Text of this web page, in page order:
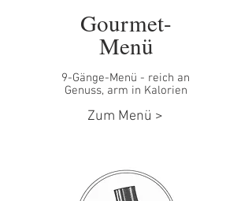
Gourmet-
Menü
9-Gänge-Menü - reich an
Genuss, arm in Kalorien
Zum Menü >